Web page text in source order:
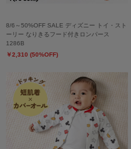
8/6～50%OFF SALE ディズニー トイ・スト
ーリー なりきるフード付きロンパース
1286B
￥2,310 (50%OFF)